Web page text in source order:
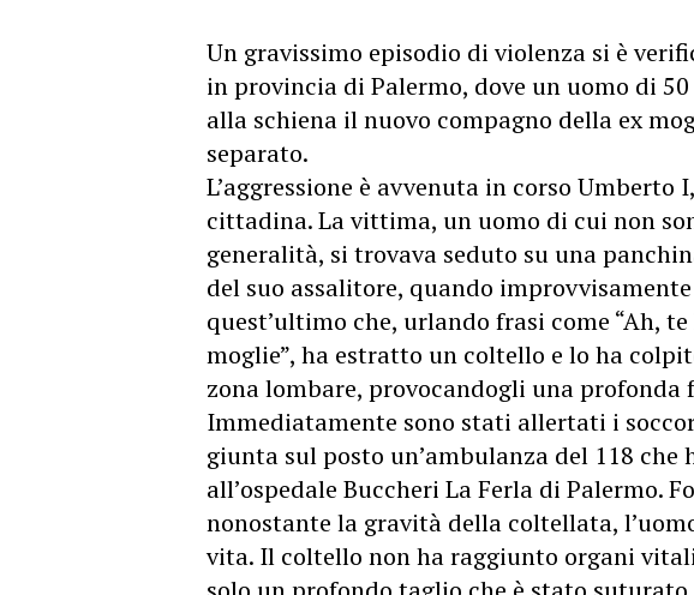
Un gravissimo episodio di violenza si è
in provincia di Palermo, dove un uomo di
alla schiena il nuovo compagno della ex
separato.
L’aggressione è avvenuta in corso
cittadina. La vittima, un uomo di cui non
generalità, si trovava seduto su una
del suo assalitore, quando
quest’ultimo che, urlando frasi come “Ah,
moglie”, ha estratto un coltello e lo ha
zona lombare, provocandogli una profonda
Immediatamente sono stati allertati i
giunta sul posto un’ambulanza del 118
all’ospedale Buccheri La Ferla di Palermo.
nonostante la gravità della coltellata,
vita. Il coltello non ha raggiunto organi